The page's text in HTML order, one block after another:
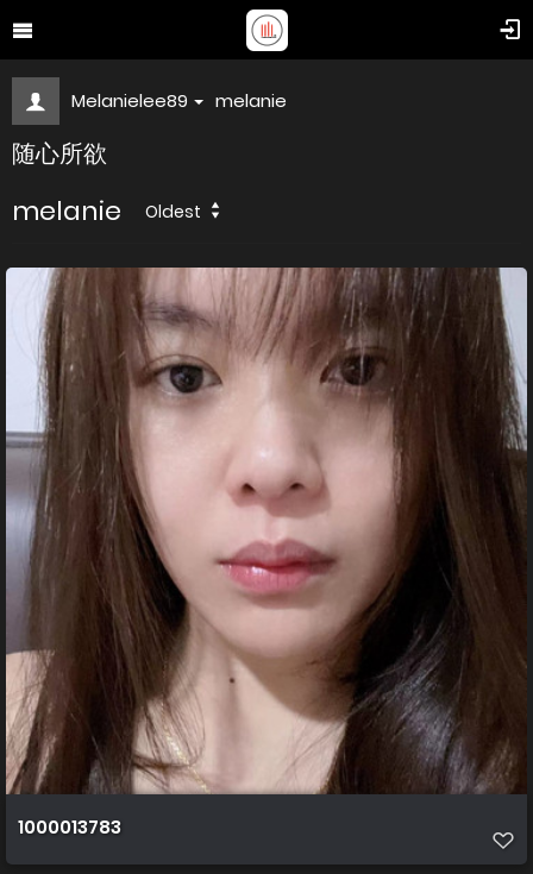
Melanielee89 melanie
随心所欲
melanie Oldest
1000013783